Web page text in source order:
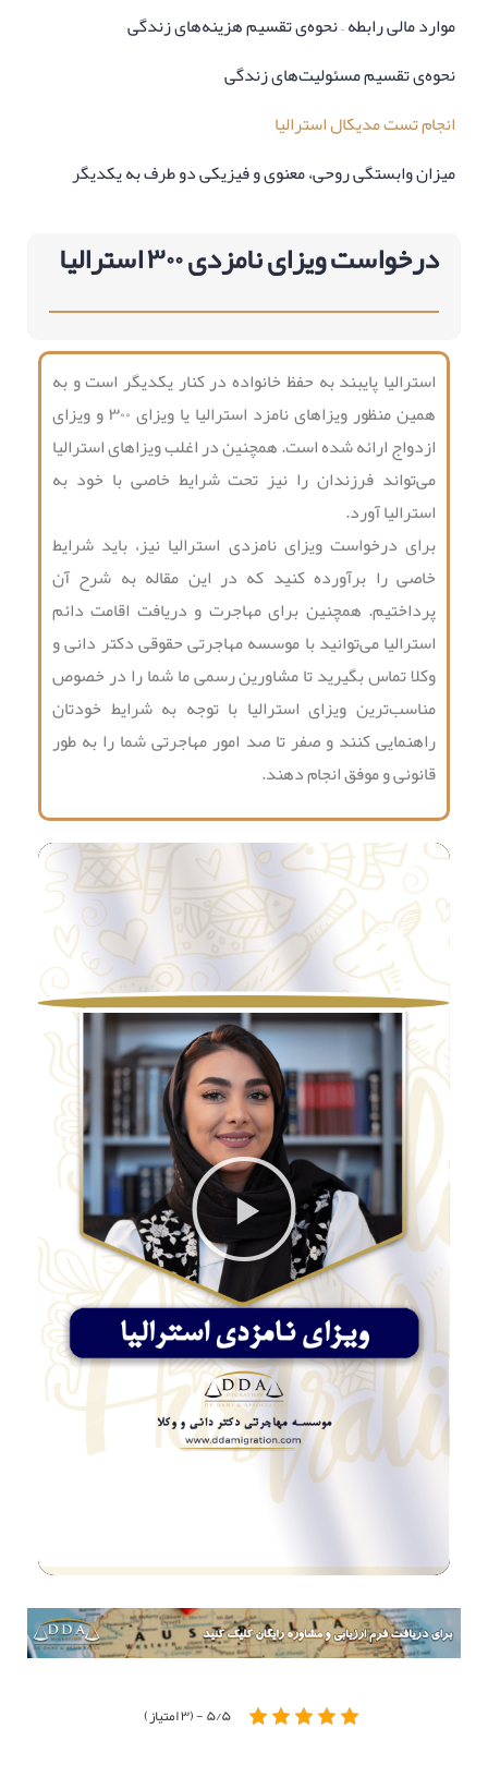
موارد مالی رابطه – نحوه‌ی تقسیم هزینه‌های زندگی
نحوه‌ی تقسیم مسئولیت‌های زندگی
انجام تست مدیکال استرالیا
میزان وابستگی روحی،‌ معنوی و فیزیکی دو طرف به یکدیگر
درخواست ویزای نامزدی ۳۰۰ استرالیا
استرالیا پایبند به حفظ خانواده در کنار یکدیگر است و به
همین منظور ویزاهای نامزد استرالیا یا ویزای ۳۰۰ و ویزای
ازدواج ارائه شده است. همچنین در اغلب ویزاهای استرالیا
می‌تواند فرزندان را نیز تحت شرایط خاصی با خود به
استرالیا آورد.
برای درخواست ویزای نامزدی استرالیا نیز، باید شرایط
خاصی را برآورده کنید که در این مقاله به شرح آن
پرداختیم. همچنین برای مهاجرت و دریافت اقامت دائم
استرالیا می‌توانید با موسسه مهاجرتی حقوقی دکتر دانی و
وکلا تماس بگیرید تا مشاورین رسمی ما شما را در خصوص
مناسب‌ترین ویزای استرالیا با توجه به شرایط خودتان
راهنمایی کنند و صفر تا صد امور مهاجرتی شما را به طور
قانونی و موفق انجام دهند.
۵/۵ - (۳ امتیاز)